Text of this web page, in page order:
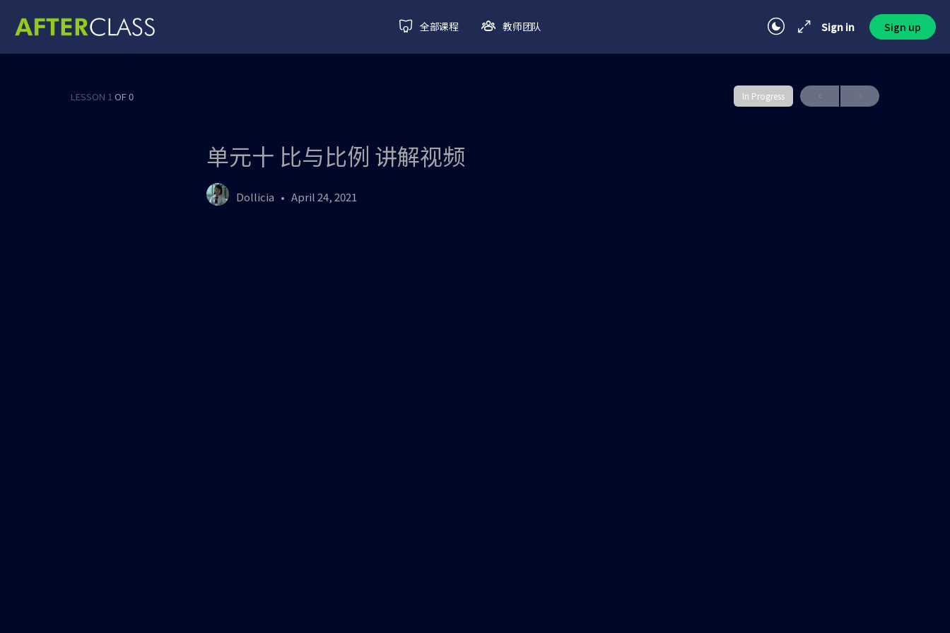
全部课程 教师团队 Sign in Sign up
LESSON 1 OF 0 In Progress
单元十 比与比例 讲解视频
Dollicia April 24, 2021